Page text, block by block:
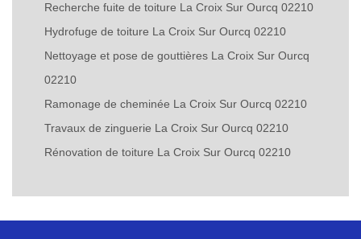
Recherche fuite de toiture La Croix Sur Ourcq 02210
Hydrofuge de toiture La Croix Sur Ourcq 02210
Nettoyage et pose de gouttières La Croix Sur Ourcq
02210
Ramonage de cheminée La Croix Sur Ourcq 02210
Travaux de zinguerie La Croix Sur Ourcq 02210
Rénovation de toiture La Croix Sur Ourcq 02210